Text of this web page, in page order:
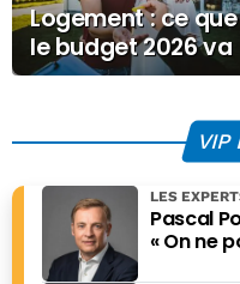
Logement : ce que
le budget 2026 va
changer pour les
VIP
Pascal
« On ne
LES